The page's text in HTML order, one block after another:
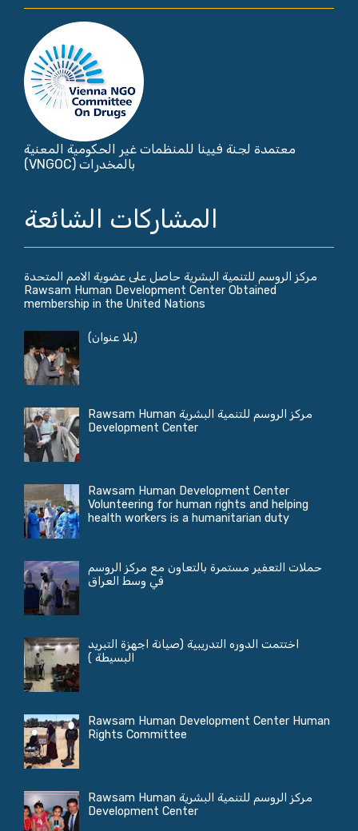
معتمدة لجنة فيينا للمنظمات غير الحكومية المعنية
بالمخدرات (VNGOC)
المشاركات الشائعة
مركز الروسم للتنمية البشرية حاصل على عضوية الامم المتحدة
Rawsam Human Development Center Obtained
membership in the United Nations
(بلا عنوان)
مركز الروسم للتنمية البشرية Rawsam Human
Development Center
Rawsam Human Development Center
Volunteering for human rights and helping
health workers is a humanitarian duty
حملات التعفير مستمرة بالتعاون مع مركز الروسم
في وسط العراق
اختتمت الدوره التدريبية (صيانة اجهزة التبريد
البسيطة )
Rawsam Human Development Center Human
Rights Committee
مركز الروسم للتنمية البشرية Rawsam Human
Development Center